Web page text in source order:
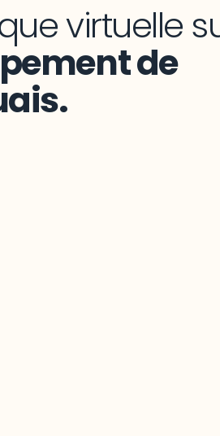
virtuelle
de